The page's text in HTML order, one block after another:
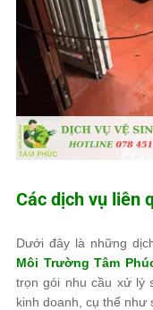
Các dịch vụ liên
Dưới đây là những
Môi Trường Tâm
trọn gói nhu cầu xử lý
kinh doanh, cụ thể như